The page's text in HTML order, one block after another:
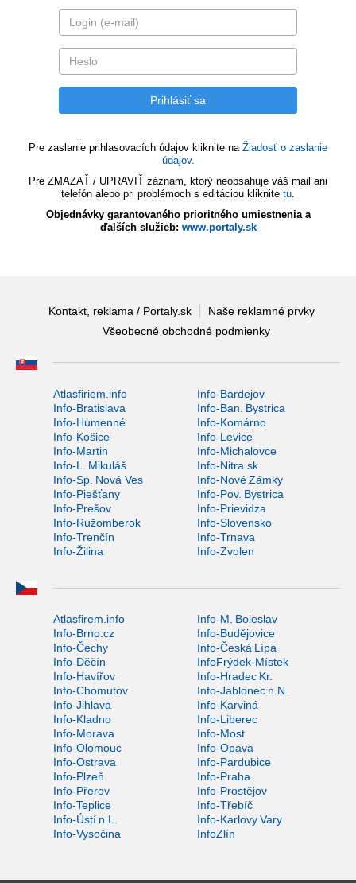
Pre zaslanie prihlasovacích údajov kliknite na Žiadosť o zaslanie
údajov.
Pre ZMAZAŤ / UPRAVIŤ záznam, ktorý neobsahuje váš mail ani
telefón alebo pri problémoch s editáciou kliknite tu.
Objednávky garantovaného prioritného umiestnenia a
ďalších služieb: www.portaly.sk
Kontakt, reklama / Portaly.sk
Naše reklamné prvky
Všeobecné obchodné podmienky
Atlasfiriem.info
Info-Bardejov
Info-Bratislava
Info-Ban. Bystrica
Info-Humenné
Info-Komárno
Info-Košice
Info-Levice
Info-Martin
Info-Michalovce
Info-L. Mikuláš
Info-Nitra.sk
Info-Sp. Nová Ves
Info-Nové Zámky
Info-Piešťany
Info-Pov. Bystrica
Info-Prešov
Info-Prievidza
Info-Ružomberok
Info-Slovensko
Info-Trenčín
Info-Trnava
Info-Žilina
Info-Zvolen
Atlasfirem.info
Info-M. Boleslav
Info-Brno.cz
Info-Budějovice
Info-Čechy
Info-Česká Lípa
Info-Děčín
InfoFrýdek-Místek
Info-Havířov
Info-Hradec Kr.
Info-Chomutov
Info-Jablonec n.N.
Info-Jihlava
Info-Karviná
Info-Kladno
Info-Liberec
Info-Morava
Info-Most
Info-Olomouc
Info-Opava
Info-Ostrava
Info-Pardubice
Info-Plzeň
Info-Praha
Info-Přerov
Info-Prostějov
Info-Teplice
Info-Třebíč
Info-Ústí n.L.
Info-Karlovy Vary
Info-Vysočina
InfoZlín